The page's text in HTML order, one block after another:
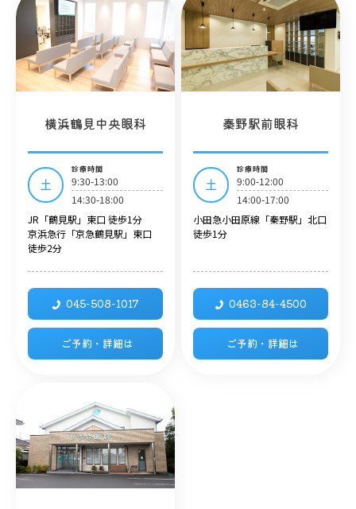
横浜鶴見中央眼科
土
診療時間
9:30-13:00
14:30-18:00
JR「鶴見駅」東口 徒歩1分
京浜急行「京急鶴見駅」東口
徒歩2分
045-508-1017
ご予約・詳細は
秦野駅前眼科
土
診療時間
9:00-12:00
14:00-17:00
小田急小田原線「秦野駅」北口
徒歩1分
0463-84-4500
ご予約・詳細は